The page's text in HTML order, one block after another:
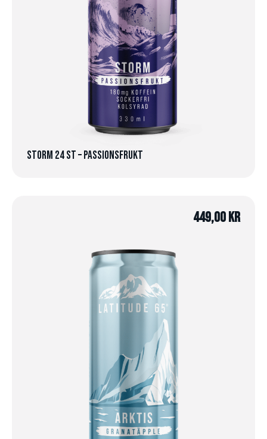
Storm 24 st – Passionsfrukt
449,00kr